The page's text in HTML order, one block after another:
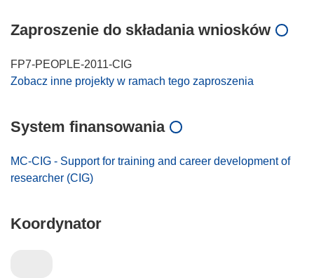
Zaproszenie do składania wniosków
FP7-PEOPLE-2011-CIG
Zobacz inne projekty w ramach tego zaproszenia
System finansowania
MC-CIG - Support for training and career development of
researcher (CIG)
Koordynator